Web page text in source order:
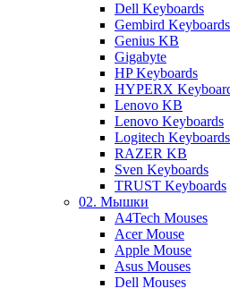
Dell Keyboards
Gembird Keyboards
Genius KB
Gigabyte
HP Keyboards
HYPERX
Lenovo KB
Lenovo Keyboards
Logitech Keyboards
RAZER KB
Sven Keyboards
TRUST Keyboards
02. Мышки
A4Tech Mouses
Acer Mouse
Apple Mouse
Asus Mouses
Dell Mouses